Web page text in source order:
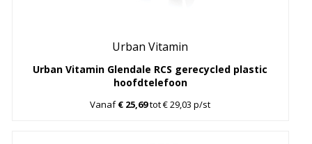
Urban Vitamin
Urban Vitamin Glendale RCS gerecycled plastic
hoofdtelefoon
Vanaf€ 25,69tot € 29,03 p/st